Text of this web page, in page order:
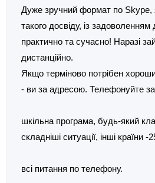
Дуже зручний формат по
такого досвіду, із
практично та сучасно! Наразі
дистанційно.
Якщо терміново потрібен
- ви за адресою. Телефонуйте
шкільна програма, будь-який
складніші ситуації, інші країни -
всі питання по телефону.